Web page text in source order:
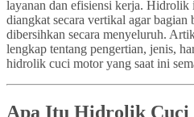
layanan dan efisiensi kerja.
diangkat secara vertikal agar bagian
dibersihkan secara menyeluruh.
lengkap tentang pengertian, jenis,
hidrolik cuci motor yang saat ini
Apa Itu Hidrolik Cuci